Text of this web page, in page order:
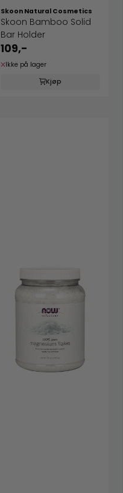
Skoon Natural Cosmetics
Skoon Bamboo Solid
Bar Holder
109,-
Ikke på lager
Kjøp